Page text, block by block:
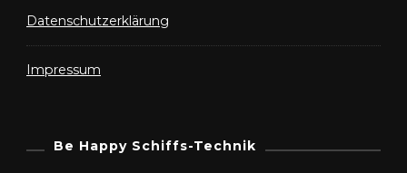
Datenschutzerklärung
Impressum
Be Happy Schiffs-Technik